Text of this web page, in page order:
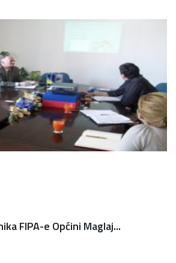
FIPA-e Općini Maglaj...